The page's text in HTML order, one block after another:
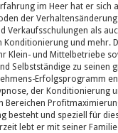
im Heer hat er sich
der
Verkaufsschulungen als
Konditionierung und mehr.
Klein- und Mittelbetriebe
Selbstständige zu seinen
Erfolgsprogramm
der Konditionierung
Bereichen
besteht und speziell für
lebt er mit seiner